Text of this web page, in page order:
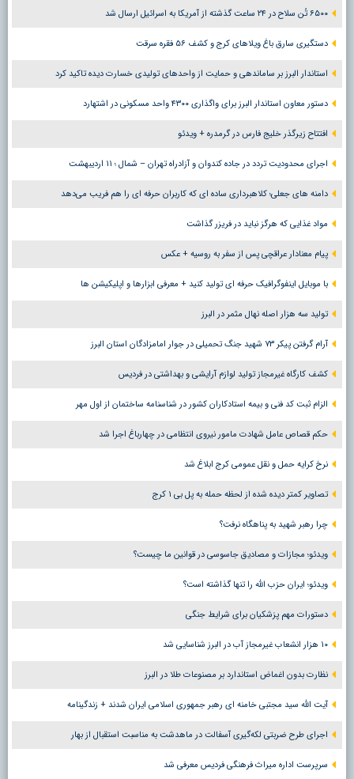
۶۵۰۰ تُن سلاح در ۲۴ ساعت گذشته از آمریکا به اسرائیل ارسال شد
دستگیری سارق باغ ویلاهای کرج و کشف ۵۶ فقره سرقت
استاندار البرز بر ساماندهی و حمایت از واحدهای تولیدی خسارت دیده تاکید کرد
دستور معاون استاندار البرز برای واگذاری ۴۳۰۰ واحد مسکونی در اشتهارد
افتتاح زیرگذر خلیج فارس در گرمدره + ویدئو
اجرای محدودیت تردد در جاده کندوان و آزادراه تهران – شمال ؛ ١١ اردیبهشت
دامنه های جعلی؛ کلاهبرداری ساده ای که کاربران حرفه ای را هم فریب می‌دهد
مواد غذایی که هرگز نباید در فریزر گذاشت
پیام معنادار عراقچی پس از سفر به روسیه + عکس
با موبایل اینفوگرافیک حرفه ای تولید کنید + معرفی ابزارها و اپلیکیشن ها
تولید سه هزار اصله نهال مثمر در البرز
آرام گرفتن پیکر ۷۳ شهید جنگ تحمیلی در جوار امامزادگان استان البرز
کشف کارگاه غیرمجاز تولید لوازم آرایشی و بهداشتی در فردیس
الزام ثبت کد فنی و بیمه استادکاران کشور در شناسنامه ساختمان از اول مهر
حکم قصاص عامل شهادت مامور نیروی انتظامی در چهارباغ اجرا شد
نرخ کرایه حمل و نقل عمومی کرج ابلاغ شد
تصاویر کمتر دیده شده از لحظه حمله به پل بی ۱ کرج
چرا رهبر شهید به پناهگاه نرفت؟
ویدئو؛ مجازات و مصادیق جاسوسی در قوانین ما چیست؟
ویدئو؛ ایران حزب الله را تنها گذاشته است؟
دستورات مهم پزشکیان برای شرایط جنگی
۱۰ هزار انشعاب غیرمجاز آب در البرز شناسایی شد
نظارت بدون اغماض استاندارد بر مصنوعات طلا در البرز
آیت الله سید مجتبی خامنه ای رهبر جمهوری اسلامی ایران شدند + زندگینامه
اجرای طرح ضربتی لکه‌گیری آسفالت در ماهدشت به مناسبت استقبال از بهار
سرپرست اداره میراث فرهنگی فردیس معرفی شد